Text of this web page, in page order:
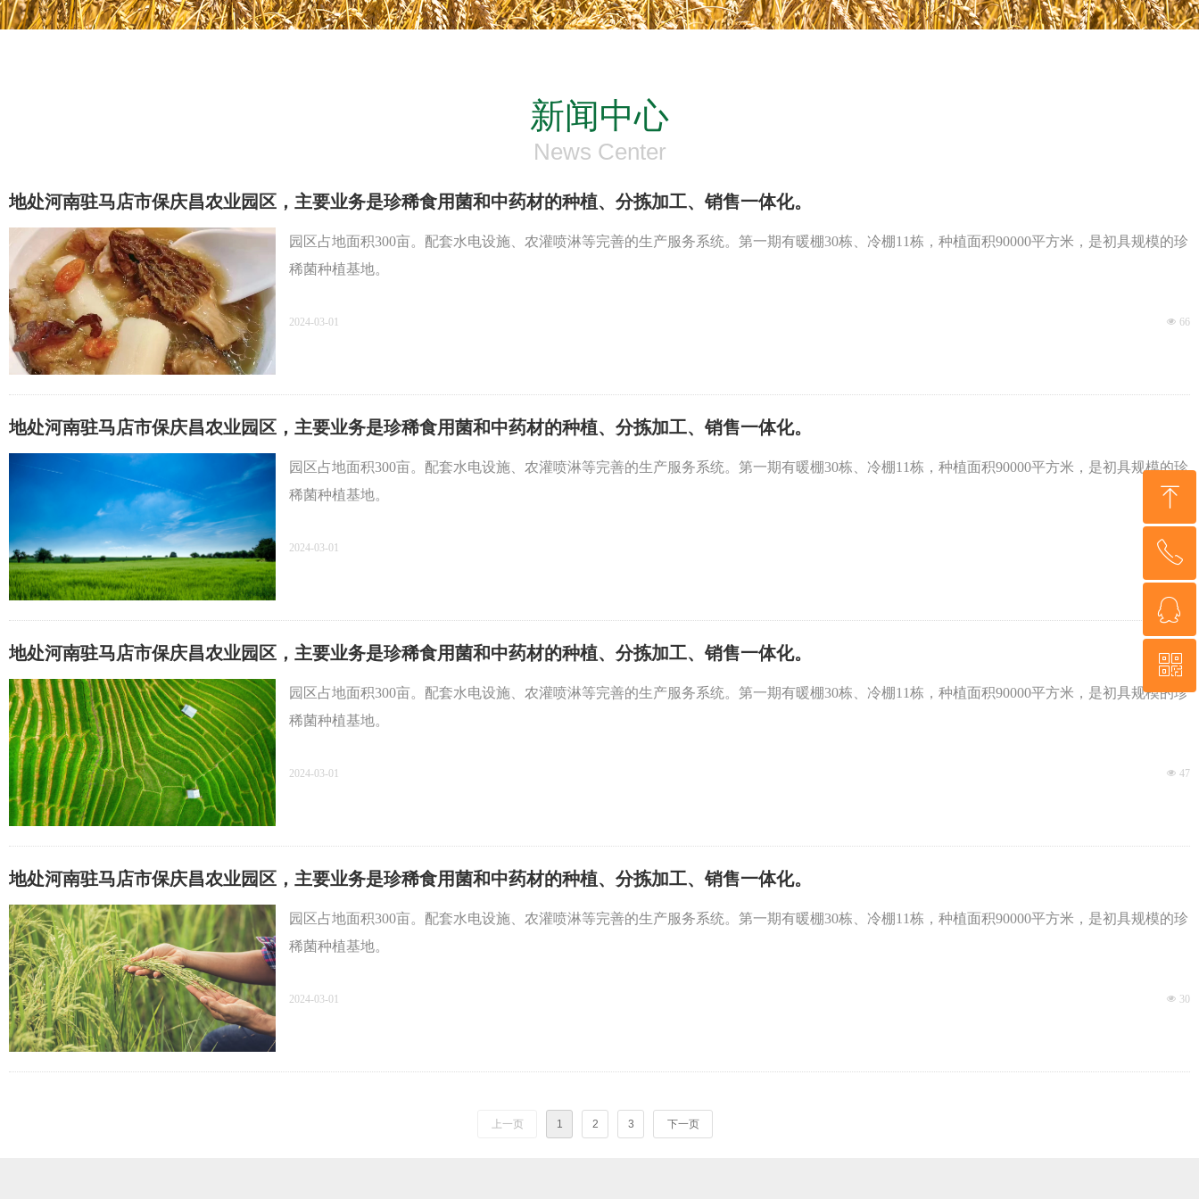
地处河南驻马店市保庆昌农业园区，主要业务是珍稀食用菌和中药材的种植、分拣加工、销售一体化。
园区占地面积300亩。配套水电设施、农灌喷淋等完善的生产服务系统。第一期有暖棚30栋、冷棚11栋，种植面积90000平方米，是初具规模的珍
稀菌种植基地。
넶 66
2024-03-01
地处河南驻马店市保庆昌农业园区，主要业务是珍稀食用菌和中药材的种植、分拣加工、销售一体化。
园区占地面积300亩。配套水电设施、农灌喷淋等完善的生产服务系统。第一期有暖棚30栋、冷棚11栋，种植面积90000平方米，是初具规模的珍
稀菌种植基地。
넶
2024-03-01
地处河南驻马店市保庆昌农业园区，主要业务是珍稀食用菌和中药材的种植、分拣加工、销售一体化。
园区占地面积300亩。配套水电设施、农灌喷淋等完善的生产服务系统。第一期有暖棚30栋、冷棚11栋，种植面积90000平方米，是初具规模的珍
稀菌种植基地。
넶 47
2024-03-01
地处河南驻马店市保庆昌农业园区，主要业务是珍稀食用菌和中药材的种植、分拣加工、销售一体化。
园区占地面积300亩。配套水电设施、农灌喷淋等完善的生产服务系统。第一期有暖棚30栋、冷棚11栋，种植面积90000平方米，是初具规模的珍
稀菌种植基地。
넶 30
2024-03-01
上一页 1 2 3 下一页
新闻中心
News Center
ꁸ
回到顶部
ꂅ
ꁗ
QQ客服
ꀥ